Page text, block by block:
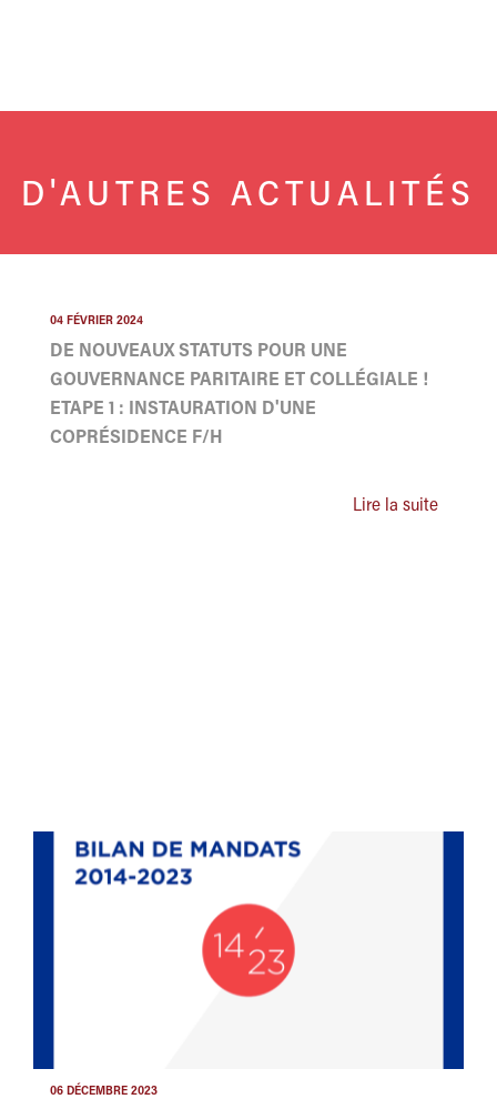
D'AUTRES ACTUALITÉS
04 FÉVRIER 2024
DE NOUVEAUX STATUTS POUR UNE
GOUVERNANCE PARITAIRE ET COLLÉGIALE !
ETAPE 1 : INSTAURATION D'UNE
COPRÉSIDENCE F/H
Lire la suite
06 DÉCEMBRE 2023